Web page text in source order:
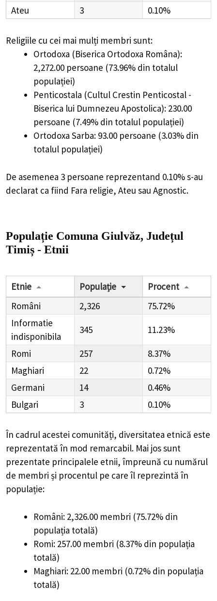
Ateu 3 0.10%
Religiile cu cei mai mulți membri sunt:
Ortodoxa (Biserica Ortodoxa Româna):
2,272.00 persoane (73.96% din totalul
populației)
Penticostala (Cultul Crestin Penticostal -
Biserica lui Dumnezeu Apostolica): 230.00
persoane (7.49% din totalul populației)
Ortodoxa Sarba: 93.00 persoane (3.03% din
totalul populației)
De asemenea 3 persoane reprezentand 0.10% s-au
declarat ca fiind Fara religie, Ateu sau Agnostic.
Populație Comuna Giulvăz, Județul
Timiș - Etnii
Etnie Populație
Procent
Români
2,326
75.72%
Informatie
indisponibila
345 11.23%
Romi 257
8.37%
Maghiari
22
0.72%
Germani
14
0.46%
Bulgari
3 0.10%
În cadrul acestei comunități, diversitatea etnică este
reprezentată în mod remarcabil. Mai jos sunt
prezentate principalele etnii, împreună cu numărul
de membri și procentul pe care îl reprezintă în
populație:
Români: 2,326.00 membri (75.72% din
populația totală)
Romi: 257.00 membri (8.37% din populația
totală)
Maghiari: 22.00 membri (0.72% din populația
totală)